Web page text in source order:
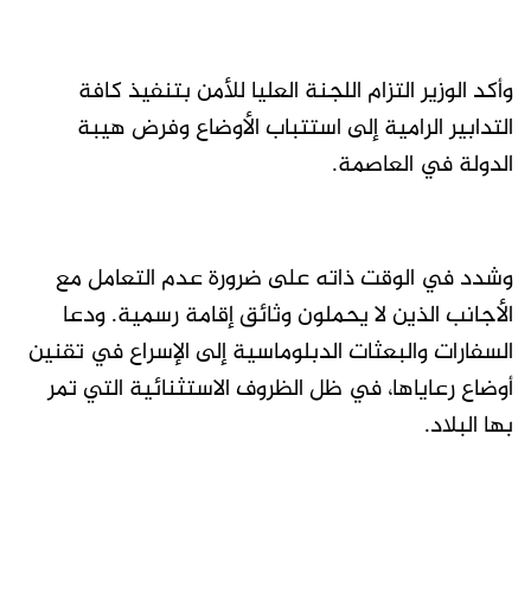
وأكد الوزير التزام اللجنة العليا للأمن بتنفيذ كافة
التدابير الرامية إلى استتباب الأوضاع وفرض هيبة
الدولة في العاصمة.
وشدد في الوقت ذاته على ضرورة عدم التعامل مع
الأجانب الذين لا يحملون وثائق إقامة رسمية. ودعا
السفارات والبعثات الدبلوماسية إلى الإسراع في تقنين
أوضاع رعاياها، في ظل الظروف الاستثنائية التي تمر
بها البلاد.